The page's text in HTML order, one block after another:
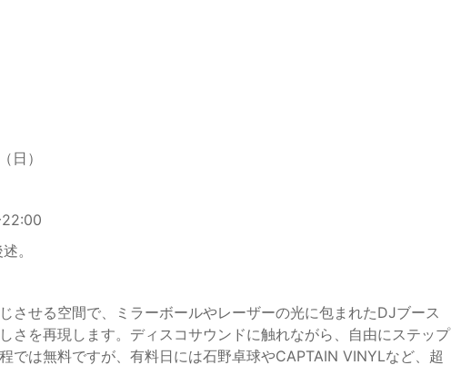
日）
22:00
。
させる空間で、ミラーボールやレーザーの光に包まれたDJブース
さを再現します。ディスコサウンドに触れながら、自由にステップ
では無料ですが、有料日には石野卓球やCAPTAIN VINYLなど、超